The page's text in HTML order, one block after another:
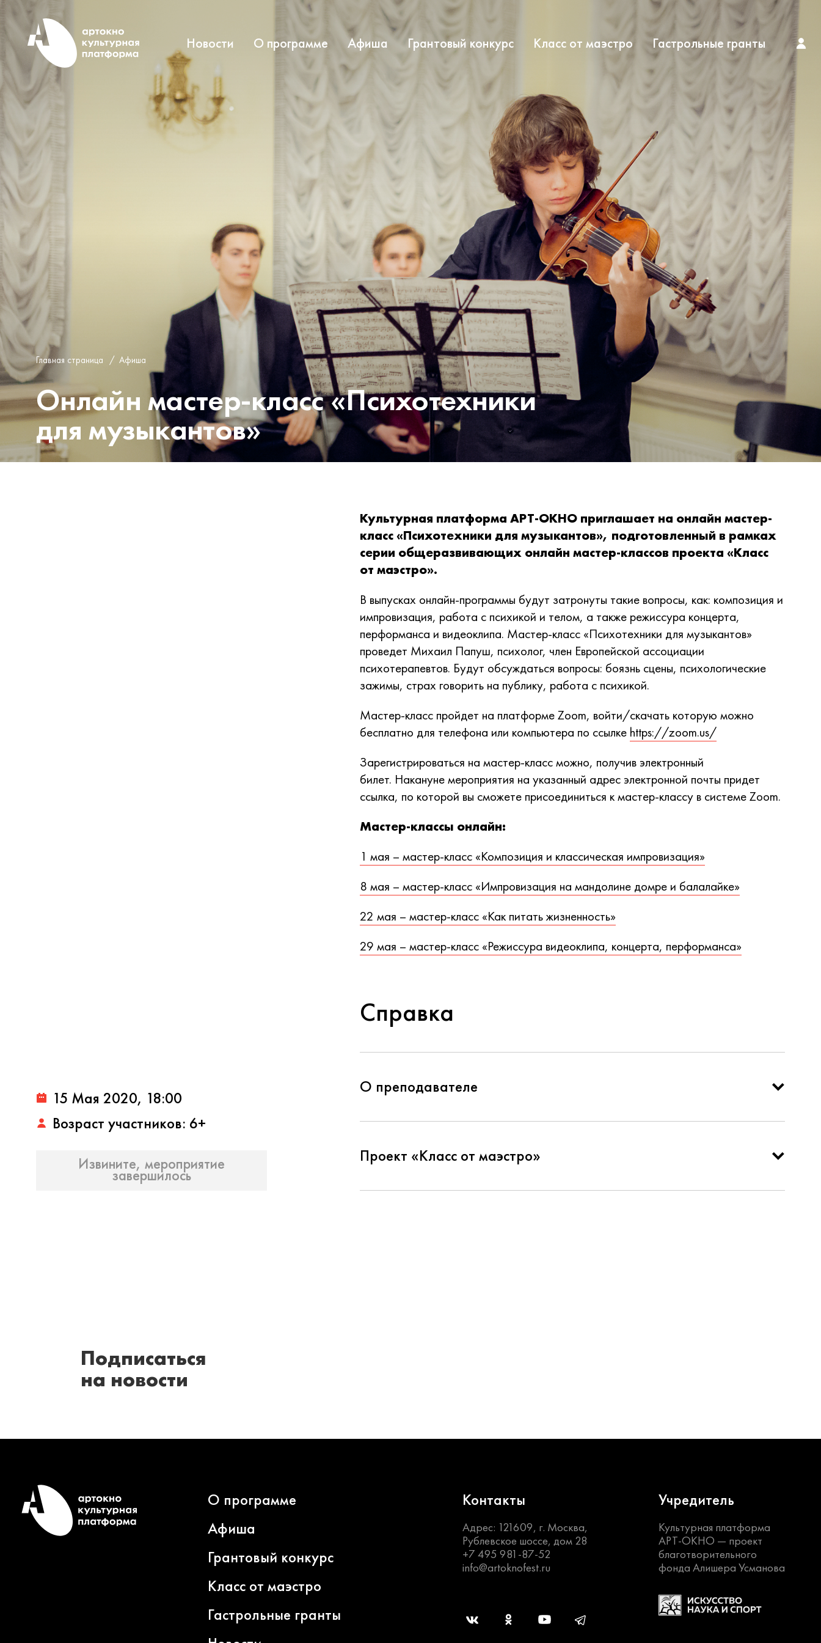
Новости О программе Афиша Грантовый конкурс Класс от маэстро Гастрольные гранты
Главная страница / Афиша
Онлайн мастер-класс «Психотехники
для музыкантов»
15 Мая 2020, 18:00
Возраст участников: 6+
Извините, мероприятие
завершилось
Культурная платформа АРТ-ОКНО приглашает на онлайн мастер-
класс «Психотехники для музыкантов», подготовленный в рамках
серии общеразвивающих онлайн мастер-классов проекта «Класс
от маэстро».
В выпусках онлайн-программы будут затронуты такие вопросы, как: композиция и
импровизация, работа с психикой и телом, а также режиссура концерта,
перформанса и видеоклипа. Мастер-класс «Психотехники для музыкантов»
проведет Михаил Папуш, психолог, член Европейской ассоциации
психотерапевтов. Будут обсуждаться вопросы: боязнь сцены, психологические
зажимы, страх говорить на публику, работа с психикой.
Мастер-класс пройдет на платформе Zoom, войти/скачать которую можно
бесплатно для телефона или компьютера по ссылке https://zoom.us/
Зарегистрироваться на мастер-класс можно, получив электронный
билет. Накануне мероприятия на указанный адрес электронной почты придет
ссылка, по которой вы сможете присоединиться к мастер-классу в системе Zoom.
Мастер-классы онлайн:
1 мая – мастер-класс «Композиция и классическая импровизация»
8 мая – мастер-класс «Импровизация на мандолине домре и балалайке»
22 мая – мастер-класс «Как питать жизненность»
29 мая – мастер-класс «Режиссура видеоклипа, концерта, перформанса»
Справка
О преподавателе
Проект «Класс от маэстро»
Подписаться
на новости
О программе
Афиша
Грантовый конкурс
Класс от маэстро
Гастрольные гранты
Контакты
Адрес: 121609, г. Москва,
Рублевское шоссе, дом 28
+7 495 981-87-52
info@artoknofest.ru
Учредитель
Культурная платформа
АРТ-ОКНО — проект
благотворительного
фонда Алишера Усманова